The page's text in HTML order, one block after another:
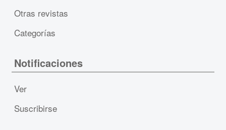
Otras revistas
Categorías
Notificaciones
Ver
Suscribirse